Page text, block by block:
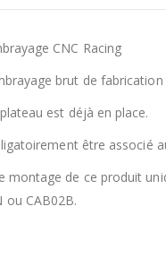
CNC Racing
brut de
est déjà en place.
être associé
montage de ce produit
ou CAB02B.